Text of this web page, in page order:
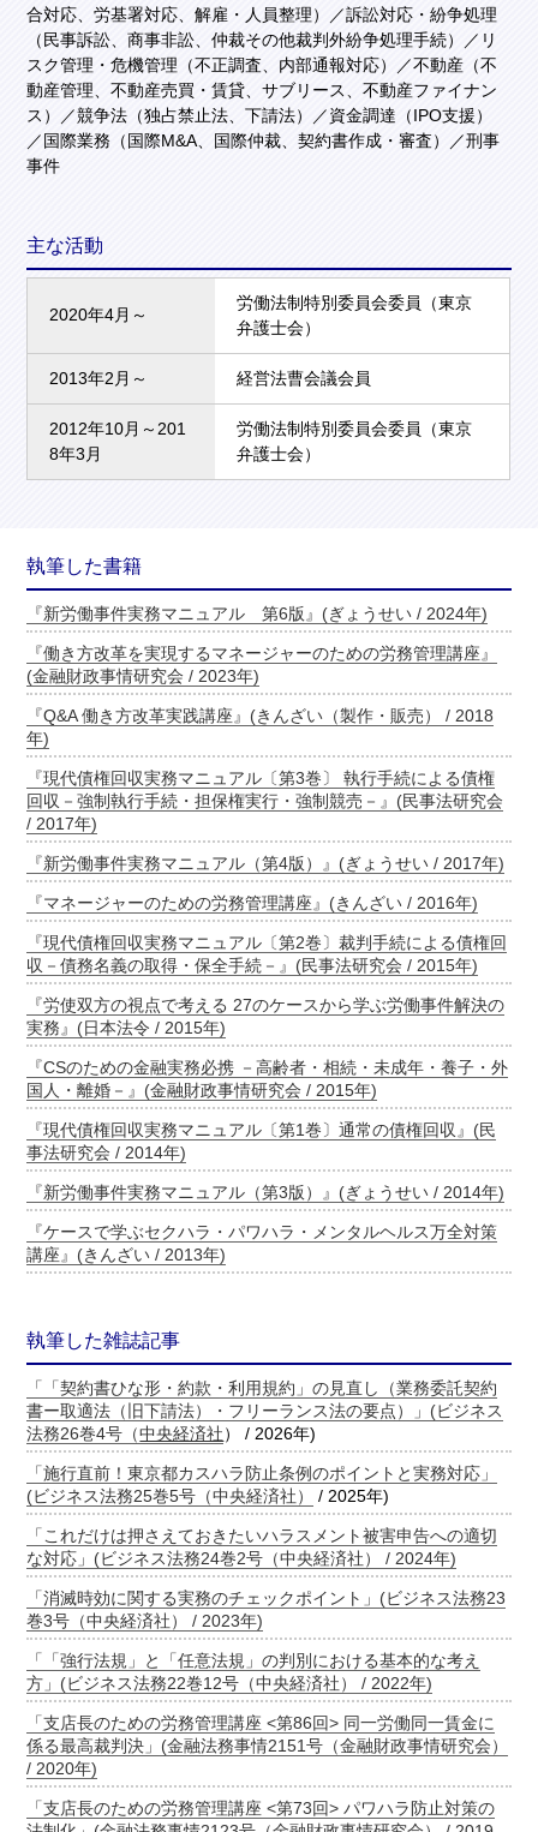
合対応、労基署対応、解雇・人員整理）／訴訟対応・紛争処理
（民事訴訟、商事非訟、仲裁その他裁判外紛争処理手続）／リ
スク管理・危機管理（不正調査、内部通報対応）／不動産（不
動産管理、不動産売買・賃貸、サブリース、不動産ファイナン
ス）／競争法（独占禁止法、下請法）／資金調達（IPO支援）
／国際業務（国際M&A、国際仲裁、契約書作成・審査）／刑事
事件
主な活動
2020年4月～
労働法制特別委員会委員（東京
弁護士会）
2013年2月～ 経営法曹会議会員
2012年10月～201
8年3月
労働法制特別委員会委員（東京
弁護士会）
執筆した書籍
『新労働事件実務マニュアル 第6版』(ぎょうせい / 2024年)
『働き方改革を実現するマネージャーのための労務管理講座』
(金融財政事情研究会 / 2023年)
『Q&A 働き方改革実践講座』(きんざい（製作・販売） / 2018
年)
『現代債権回収実務マニュアル〔第3巻〕 執行手続による債権
回収－強制執行手続・担保権実行・強制競売－』(民事法研究会
/ 2017年)
『新労働事件実務マニュアル（第4版）』(ぎょうせい / 2017年)
『マネージャーのための労務管理講座』(きんざい / 2016年)
『現代債権回収実務マニュアル〔第2巻〕裁判手続による債権回
収－債務名義の取得・保全手続－』(民事法研究会 / 2015年)
『労使双方の視点で考える 27のケースから学ぶ労働事件解決の
実務』(日本法令 / 2015年)
『CSのための金融実務必携 －高齢者・相続・未成年・養子・外
国人・離婚－』(金融財政事情研究会 / 2015年)
『現代債権回収実務マニュアル〔第1巻〕通常の債権回収』(民
事法研究会 / 2014年)
『新労働事件実務マニュアル（第3版）』(ぎょうせい / 2014年)
『ケースで学ぶセクハラ・パワハラ・メンタルヘルス万全対策
講座』(きんざい / 2013年)
執筆した雑誌記事
「「契約書ひな形・約款・利用規約」の見直し（業務委託契約
書ー取適法（旧下請法）・フリーランス法の要点）」(ビジネス
法務26巻4号（中央経済社） / 2026年)
「施行直前！東京都カスハラ防止条例のポイントと実務対応」
(ビジネス法務25巻5号（中央経済社） / 2025年)
「これだけは押さえておきたいハラスメント被害申告への適切
な対応」(ビジネス法務24巻2号（中央経済社） / 2024年)
「消滅時効に関する実務のチェックポイント」(ビジネス法務23
巻3号（中央経済社） / 2023年)
「「強行法規」と「任意法規」の判別における基本的な考え
方」(ビジネス法務22巻12号（中央経済社） / 2022年)
「支店長のための労務管理講座 <第86回> 同一労働同一賃金に
係る最高裁判決」(金融法務事情2151号（金融財政事情研究会）
/ 2020年)
「支店長のための労務管理講座 <第73回> パワハラ防止対策の